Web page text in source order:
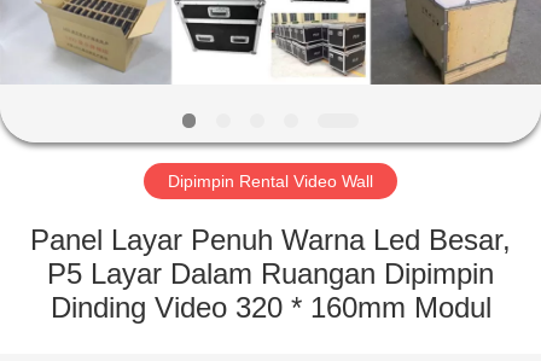
TENTANG
KAMI
TUR
KONTROL
KUALITAS
Dipimpin Rental Video Wall
Panel Layar Penuh Warna Led Besar,
P5 Layar Dalam Ruangan Dipimpin
Dinding Video 320 * 160mm Modul